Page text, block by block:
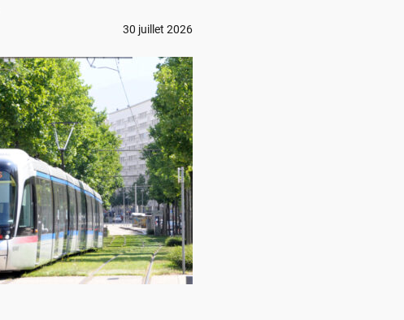
30 juillet 2026